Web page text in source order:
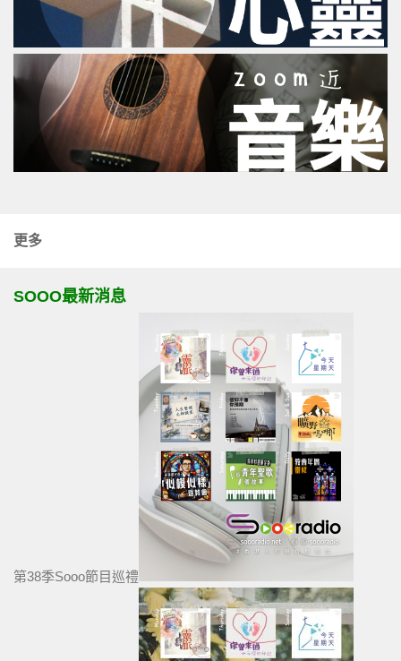
更多
SOOO最新消息
第38季Sooo節目巡禮